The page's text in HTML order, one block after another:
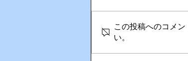
🎉Happy Birthday
この投稿へのコメ
い。